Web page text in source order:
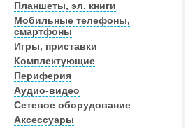
Планшеты, эл. книги
Мобильные телефоны,
смартфоны
Игры, приставки
Комплектующие
Периферия
Аудио-видео
Сетевое оборудование
Аксессуары